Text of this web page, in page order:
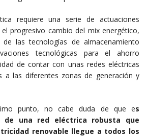
requiere una serie de actuaciones
progresivo cambio del mix energético,
las tecnologías de almacenamiento
tecnológicas para el ahorro
de contar con unas redes eléctricas
a las diferentes zonas de generación y
punto, no cabe duda de que es
de una red eléctrica robusta que
renovable llegue a todos los